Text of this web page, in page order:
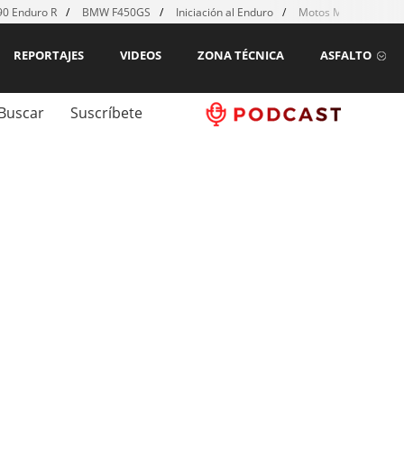
Enduro R BMW F450GS Iniciación al Enduro Motos MX para
ASFALTO
ZONA TÉCNICA
VIDEOS
REPORTAJES
Suscríbete